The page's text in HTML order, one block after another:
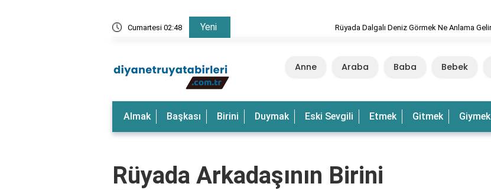
Cumartesi 02:48 Yeni Rüyada Dalgalı Deniz Görmek Ne Anlama Gelir?
Anne Araba Baba Bebek
Almak Başkası Birini Duymak Eski Sevgili Etmek Gitmek Giymek
Rüyada Arkadaşının Birini